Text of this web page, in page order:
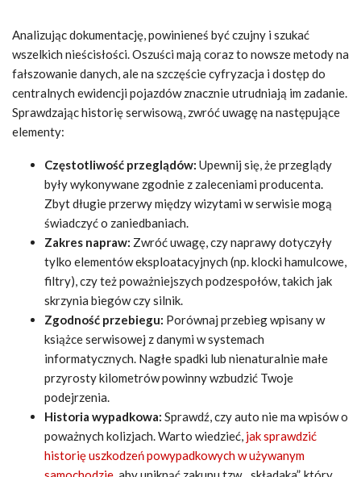
Analizując dokumentację, powinieneś być czujny i szukać
wszelkich nieścisłości. Oszuści mają coraz to nowsze metody na
fałszowanie danych, ale na szczęście cyfryzacja i dostęp do
centralnych ewidencji pojazdów znacznie utrudniają im zadanie.
Sprawdzając historię serwisową, zwróć uwagę na następujące
elementy:
Częstotliwość przeglądów: Upewnij się, że przeglądy
były wykonywane zgodnie z zaleceniami producenta.
Zbyt długie przerwy między wizytami w serwisie mogą
świadczyć o zaniedbaniach.
Zakres napraw: Zwróć uwagę, czy naprawy dotyczyły
tylko elementów eksploatacyjnych (np. klocki hamulcowe,
filtry), czy też poważniejszych podzespołów, takich jak
skrzynia biegów czy silnik.
Zgodność przebiegu: Porównaj przebieg wpisany w
książce serwisowej z danymi w systemach
informatycznych. Nagłe spadki lub nienaturalnie małe
przyrosty kilometrów powinny wzbudzić Twoje
podejrzenia.
Historia wypadkowa: Sprawdź, czy auto nie ma wpisów o
poważnych kolizjach. Warto wiedzieć, jak sprawdzić
historię uszkodzeń powypadkowych w używanym